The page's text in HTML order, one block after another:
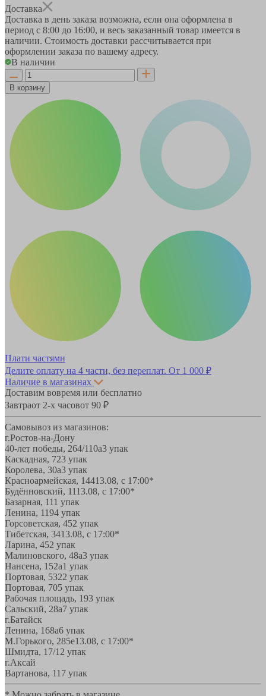
Доставка
Доставка в день заказа возможна, если она оформлена в
период с 8:00 до 16:00, и весь заказанный товар имеется в
наличии. Стоимость доставки рассчитывается при
оформлении заказа по вашему адресу.
В наличии
В корзину
Плати частями
Делите оплату на 4 части, без переплат. От 1 000 ₽
Наличие в магазинах
Доставим вовремя или бесплатно
Завтраот 2-х часовот 90 ₽
Самовывоз из магазинов:
г.Ростов-на-Дону
40-лет победы, 264/110а3 упак
Каскадная, 723 упак
Королева, 30а3 упак
Красноармейская, 14413.08, с 17:00*
Будённовский, 1113.08, с 17:00*
Базарная, 111 упак
Ленина, 1194 упак
Горсоветская, 452 упак
Тибетская, 3413.08, с 17:00*
Ларина, 452 упак
Малиновского, 48а3 упак
Нансена, 152а1 упак
Портовая, 5322 упак
Портовая, 705 упак
Рабочая площадь, 193 упак
Сальский, 28a7 упак
г.Батайск
Ленина, 168а6 упак
М.Горького, 285е13.08, с 17:00*
Шмидта, 17/1 2 упак
г.Аксай
Вартанова, 11 7 упак